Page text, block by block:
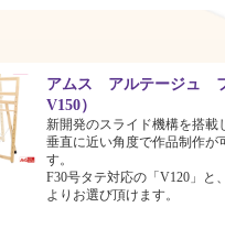
アムス アルテージュ
V150）
新開発のスライド機構を搭載
垂直に近い角度で作品制作が
す。
F30号タテ対応の「V120」と
よりお選び頂けます。